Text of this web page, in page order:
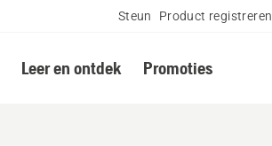
Steun Product registreren
Leer en ontdek Promoties